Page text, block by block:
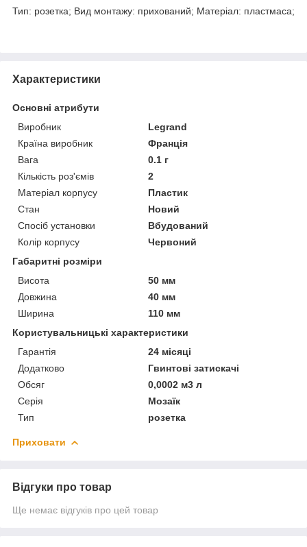
Тип: розетка; Вид монтажу: прихований; Матеріал: пластмаса;
Характеристики
Основні атрибути
Виробник
Legrand
Країна виробник
Франція
Вага
0.1 г
Кількість роз'ємів
2
Матеріал корпусу
Пластик
Стан
Новий
Спосіб установки
Вбудований
Колір корпусу
Червоний
Габаритні розміри
Висота
50 мм
Довжина
40 мм
Ширина
110 мм
Користувальницькі характеристики
Гарантія
24 місяці
Додатково
Гвинтові затискачі
Обсяг
0,0002 м3 л
Серія
Мозаїк
Тип
розетка
Приховати
Відгуки про товар
Ще немає відгуків про цей товар